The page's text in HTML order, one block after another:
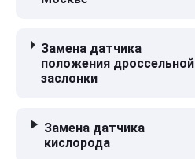
Замена датчика
положения дроссельной
заслонки
Замена датчика
кислорода